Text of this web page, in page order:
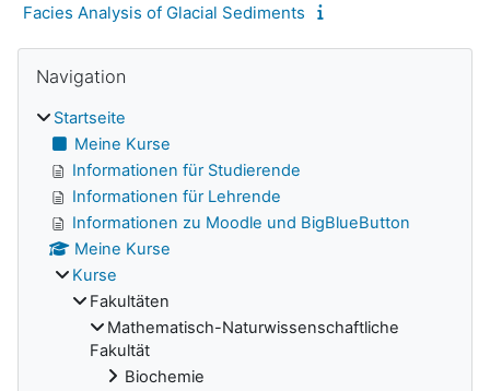
Facies Analysis of Glacial Sediments
Navigation
Startseite
Meine Kurse
Informationen für Studierende
Informationen für Lehrende
Informationen zu Moodle und BigBlueButton
Meine Kurse
Kurse
Fakultäten
Mathematisch-Naturwissenschaftliche
Fakultät
Biochemie